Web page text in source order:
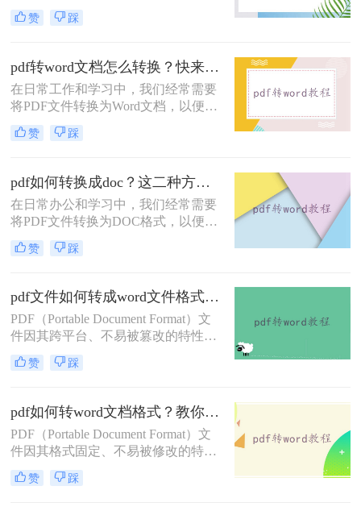
想要将一份PDF格式的文档转换成
Word文档，但是试过很多软件了，转
排版格式都乱了，文字也有出错的。
有没有好一点的pdf文件怎么转word格
式软件呢？好软件当然是有的，就看
你有没有这个运气遇到了。给大家介
绍一下转转大师PDF转换器，不管是
在线转换格式还是客户端转换格式，
赞 踩
pdf转word文档怎么转换？快来试试这三种实用方法！
在日常工作和学习中，我们经常需要
将PDF文件转换为Word文档，以便进
行编辑和修改。那么pdf转word文档怎
么转换呢？本文将介绍三种常用的
赞 踩
pdf如何转换成doc？这二种方法轻易转换！
在日常办公和学习中，我们经常需要
将PDF文件转换为DOC格式，以便于
编辑和修改。那么pdf如何转换成doc
呢？本文将介绍两种常用的PDF转
DOC的转换。
赞 踩
pdf文件如何转成word文件格式？来学习这2种转换方法！
PDF（Portable Document Format）文
件因其跨平台、不易被篡改的特性，
广泛应用于文件传输和存储。然而，
有时我们需要将PDF文件转换为Word
新排版。那么pdf文件如何转成word文
件格式呢？本文将介绍两种将PDF转
换为Word文件格式的方法。
赞 踩
pdf如何转word文档格式？教你三种好用的转换方法！
PDF（Portable Document Format）文
件因其格式固定、不易被修改的特
点，广泛应用于各种文档传输和存储
场景。然而，有时我们需要将PDF文
赞 踩